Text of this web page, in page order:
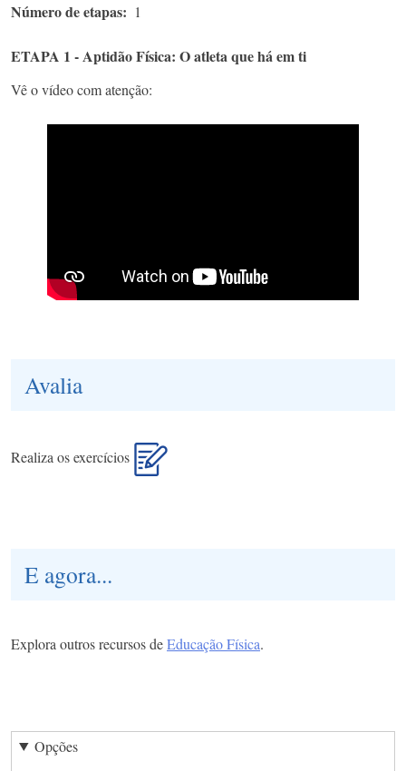
Número de etapas 1
ETAPA 1 - Aptidão Física: O atleta que há em ti
Vê o vídeo com atenção:
Avalia
Realiza os exercícios
E agora...
Explora outros recursos deEducação Física.
Opções